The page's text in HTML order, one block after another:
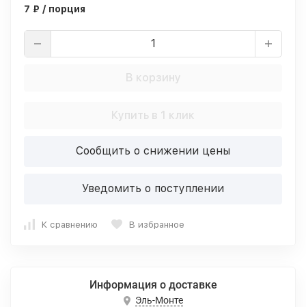
7 ₽ / порция
В корзину
Купить в 1 клик
Сообщить о снижении цены
Уведомить о поступлении
К сравнению В избранное
Информация о доставке
Эль-Монте